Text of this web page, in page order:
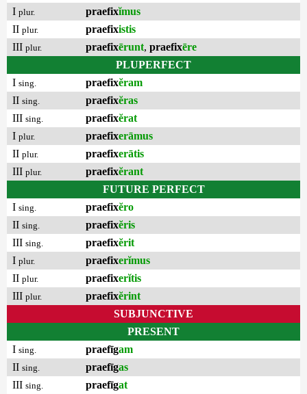
I plur. praefixĭmus
II plur. praefixistis
III plur. praefixērunt, praefixēre
PLUPERFECT
I sing. praefixĕram
II sing. praefixĕras
III sing. praefixĕrat
I plur. praefixerāmus
II plur. praefixerātis
III plur. praefixĕrant
FUTURE PERFECT
I sing. praefixĕro
II sing. praefixĕris
III sing. praefixĕrit
I plur. praefixerĭmus
II plur. praefixerĭtis
III plur. praefixĕrint
SUBJUNCTIVE
PRESENT
I sing. praefīgam
II sing. praefīgas
III sing. praefīgat